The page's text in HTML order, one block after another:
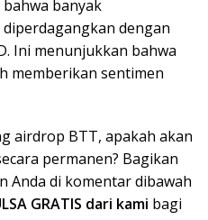
bahwa banyak
dengan
Ini menunjukkan bahwa
memberikan sentimen
airdrop BTT, apakah akan
permanen? Bagikan
Anda di komentar dibawah
GRATIS dari kami bagi